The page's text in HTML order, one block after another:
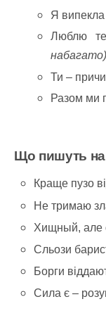
Я випекла
Люблю
Ти –
Разом ми
Що пишуть на
Краще пузо
Не тримаю
Хищный, але
Сльози
Борги
Сила є –